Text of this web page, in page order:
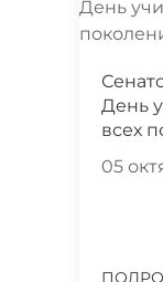
День
всех
05